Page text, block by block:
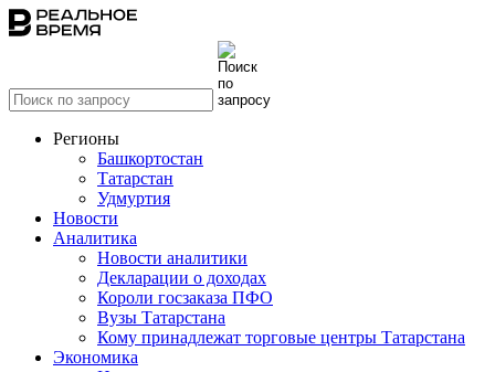
Регионы
Башкортостан
Татарстан
Удмуртия
Новости
Аналитика
Новости аналитики
Декларации о доходах
Короли госзаказа ПФО
Вузы Татарстана
Кому принадлежат торговые центры Татарстана
Экономика